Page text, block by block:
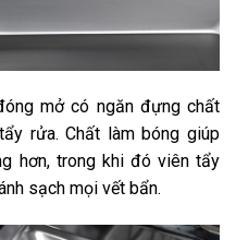
mở có ngăn đựng chất
rửa. Chất làm bóng giúp
hơn, trong khi đó viên tẩy
sạch mọi vết bẩn.